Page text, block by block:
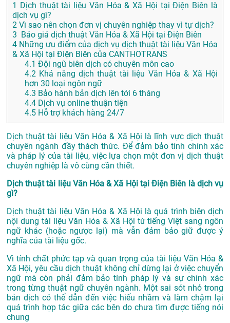
1
Dịch thuật tài liệu Văn Hóa & Xã Hội tại Điện Biên là
dịch vụ gì?
2 Vì sao nên chọn đơn vị chuyên nghiệp thay vì tự dịch?
3 Báo giá dịch thuật Văn Hóa & Xã Hội tại Điện Biên
4 Những ưu điểm của dịch vụ dịch thuật tài liệu Văn Hóa
& Xã Hội tại Điện Biên của CANTHOTRANS
4.1 Đội ngũ biên dịch có chuyên môn cao
4.2 Khả năng dịch thuật tài liệu Văn Hóa & Xã Hội
hơn 30 loại ngôn ngữ
4.3 Bảo hành bản dịch lên tới 6 tháng
4.4 Dịch vụ online thuận tiện
4.5 Hỗ trợ khách hàng 24/7
Dịch thuật tài liệu Văn Hóa & Xã Hội là lĩnh vực dịch thuật
chuyên ngành đầy thách thức. Để đảm bảo tính chính xác
và pháp lý của tài liệu, việc lựa chọn một đơn vị dịch thuật
chuyên nghiệp là vô cùng cần thiết.
Dịch thuật tài liệu Văn Hóa & Xã Hội tại Điện Biên là dịch vụ
gì?
Dịch thuật tài liệu Văn Hóa & Xã Hội là quá trình biên dịch
nội dung tài liệu Văn Hóa & Xã Hội từ tiếng Việt sang ngôn
ngữ khác (hoặc ngược lại) mà vẫn đảm bảo giữ được ý
nghĩa của tài liệu gốc.
Vì tính chất phức tạp và quan trọng của tài liệu Văn Hóa &
Xã Hội, yêu cầu dịch thuật không chỉ dừng lại ở việc chuyển
ngữ mà còn phải đảm bảo tính pháp lý và sự chính xác
trong từng thuật ngữ chuyên ngành. Một sai sót nhỏ trong
bản dịch có thể dẫn đến việc hiểu nhầm và làm chậm lại
quá trình hợp tác giữa các bên do chưa tìm được tiếng nói
chung